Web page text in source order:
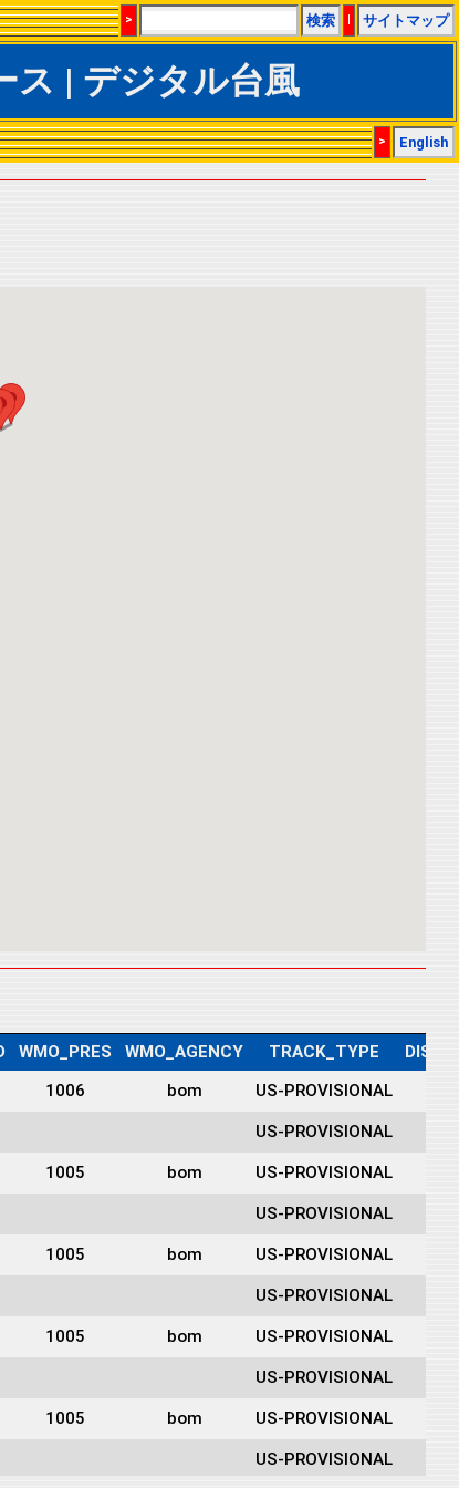
> 検索 | サイトマップ
ス | デジタル台風
> English
WMO_PRES WMO_AGENCY TRACK_TYPE
1006 bom US-PROVISIONAL
US-PROVISIONAL
1005 bom US-PROVISIONAL
US-PROVISIONAL
1005 bom US-PROVISIONAL
US-PROVISIONAL
1005 bom US-PROVISIONAL
US-PROVISIONAL
1005 bom US-PROVISIONAL
US-PROVISIONAL